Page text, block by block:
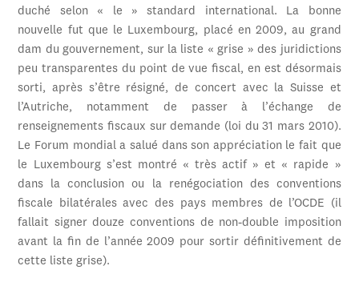
duché selon « le » standard international. La bonne
nouvelle fut que le Luxembourg, placé en 2009, au grand
dam du gouvernement, sur la liste « grise » des juridictions
peu transparentes du point de vue fiscal, en est désormais
sorti, après s’être résigné, de concert avec la Suisse et
l’Autriche, notamment de passer à l’échange de
renseignements fiscaux sur demande (loi du 31 mars 2010).
Le Forum mondial a salué dans son appréciation le fait que
le Luxembourg s’est montré « très actif » et « rapide »
dans la conclusion ou la renégociation des conventions
fiscale bilatérales avec des pays membres de l’OCDE (il
fallait signer douze conventions de non-double imposition
avant la fin de l’année 2009 pour sortir définitivement de
cette liste grise).